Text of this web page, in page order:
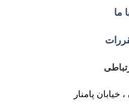
ما
خیابان پامنار